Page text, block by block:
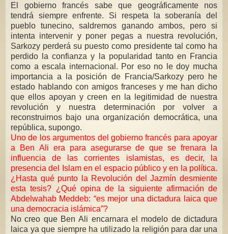
El gobierno francés sabe que geográficamente nos
tendrá siempre enfrente. Si respeta la soberanía del
pueblo tunecino, saldremos ganando ambos, pero si
intenta intervenir y poner pegas a nuestra revolución,
Sarkozy perderá su puesto como presidente tal como ha
perdido la confianza y la popularidad tanto en Francia
como a escala internacional. Por eso no le doy mucha
importancia a la posición de Francia/Sarkozy pero he
estado hablando con amigos franceses y me han dicho
que ellos apoyan y creen en la legitimidad de nuestra
revolución y nuestra determinación por volver a
reconstruirnos bajo una organización democrática, una
república, supongo.
Uno de los argumentos del gobierno francés para apoyar
a Ben Ali era para asegurarse de que se frenara la
influencia de las corrientes islamistas, es decir, la
presencia del Islam en el espacio público y en la política.
¿Hasta qué punto la Revolución del Jazmín desmiente
esta tesis? ¿Qué opina de la siguiente afirmación de
Abdelwahab Meddeb: “es mejor una dictadura laica que
una democracia islámica”?
No creo que Ben Ali encarnara el modelo de dictadura
laica ya que siempre ha utilizado la religión para dar una